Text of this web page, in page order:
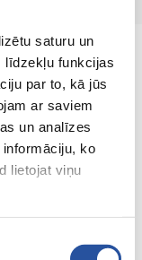
saturu un
līdzekļu funkcijas
par to, kā jūs
ar saviem
un analīzes
ko
lietojat viņu
ценами и
нашей
i sada!